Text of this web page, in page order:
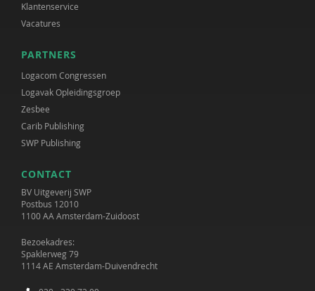
Klantenservice
Vacatures
PARTNERS
Logacom Congressen
Logavak Opleidingsgroep
Zesbee
Carib Publishing
SWP Publishing
CONTACT
BV Uitgeverij SWP
Postbus 12010
1100 AA Amsterdam-Zuidoost
Bezoekadres:
Spaklerweg 79
1114 AE Amsterdam-Duivendrecht